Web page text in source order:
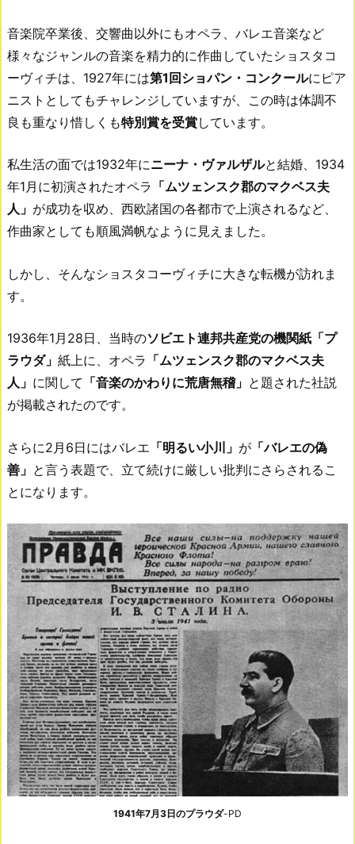
音楽院卒業後、交響曲以外にもオペラ、バレエ音楽など
様々なジャンルの音楽を精力的に作曲していたショスタコ
ーヴィチは、1927年には第1回ショパン・コンクールにピア
ニストとしてもチャレンジしていますが、この時は体調不
良も重なり惜しくも特別賞を受賞しています。
私生活の面では1932年にニーナ・ヴァルザルと結婚、1934
年1月に初演されたオペラ 「ムツェンスク郡のマクベス夫
人」 が成功を収め、西欧諸国の各都市で上演されるなど、
作曲家としても順風満帆なように見えました。
しかし、そんなショスタコーヴィチに大きな転機が訪れま
す。
1936年1月28日、当時のソビエト連邦共産党の機関紙「プ
ラウダ」 紙上に、オペラ 「ムツェンスク郡のマクベス夫
人」 に関して 「音楽のかわりに荒唐無稽」 と題された社説
が掲載されたのです。
さらに2月6日にはバレエ 「明るい小川」 が 「バレエの偽
善」 と言う表題で、立て続けに厳しい批判にさらされるこ
とになります。
1941年7月3日のプラウダ-PD